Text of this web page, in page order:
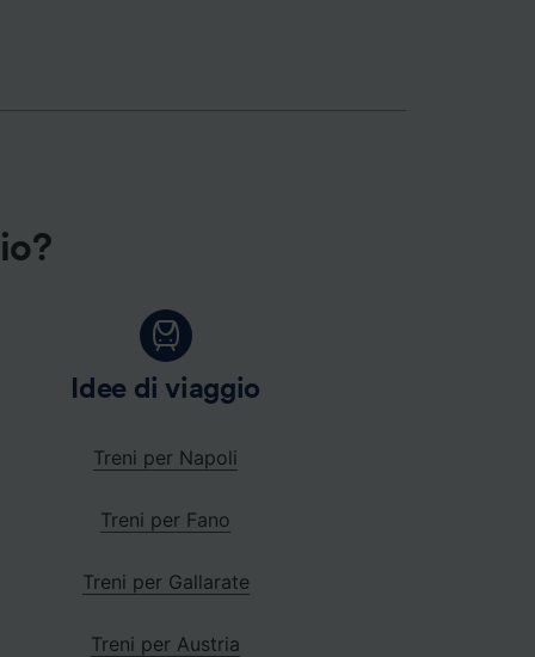
Idee di viaggio
Treni per Napoli
Treni per Fano
Treni per Gallarate
Treni per Austria